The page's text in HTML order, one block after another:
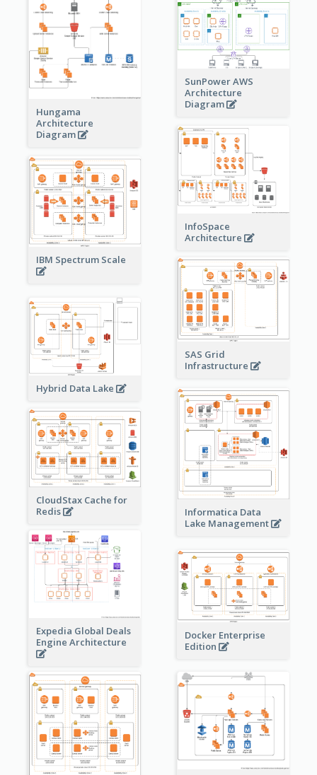
Hungama
Architecture
Diagram
SunPower AWS
Architecture
Diagram
InfoSpace
Architecture
IBM Spectrum Scale
SAS Grid
Infrastructure
Hybrid Data Lake
Informatica Data
Lake Management
CloudStax Cache for
Redis
Expedia Global Deals
Engine Architecture
Docker Enterprise
Edition